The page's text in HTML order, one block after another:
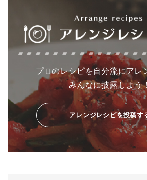
プロのレシピを自分流にアレ
みんなに披露しよう
アレンジレシピを投稿す